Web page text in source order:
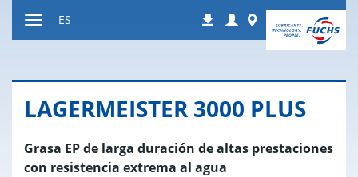
navegación
Descargas
Login Worldwide
ES
LA­GER­MEIS­TER 3000 PLUS
Grasa EP de larga duración de altas prestaciones
con resistencia extrema al agua